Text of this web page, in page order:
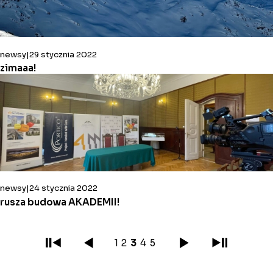
newsy 29 stycznia 2022
zimaaa!
newsy 24 stycznia 2022
rusza budowa AKADEMII!
1 2 3 4 5